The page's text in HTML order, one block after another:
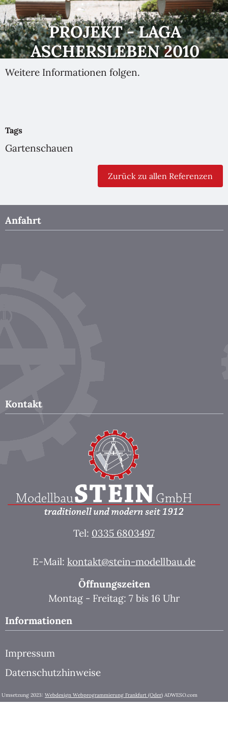
PROJEKT - LAGA
ASCHERSLEBEN 2010
Weitere Informationen folgen.
Tags
Gartenschauen
Zurück zu allen Referenzen
Anfahrt
Kontakt
Tel: 0335 6803497
E-Mail: kontakt@stein-modellbau.de
Öffnungszeiten
Montag - Freitag: 7 bis 16 Uhr
Informationen
Impressum
Datenschutzhinweise
Umsetzung 2023: Webdesign Webprogrammierung Frankfurt (Oder) ADWESO.com